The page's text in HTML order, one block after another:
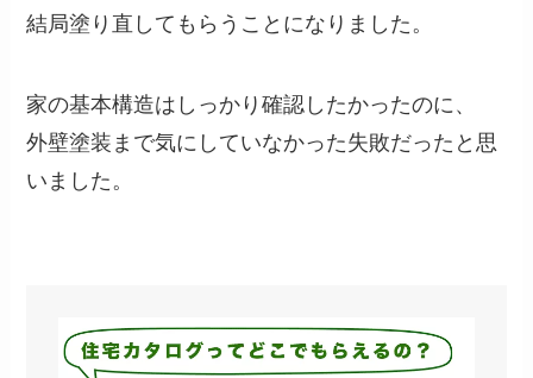
結局塗り直してもらうことになりました。
家の基本構造はしっかり確認したかったのに、
外壁塗装まで気にしていなかった失敗だったと思
いました。